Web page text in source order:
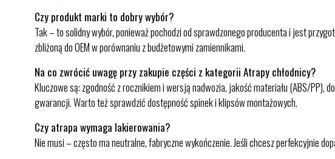
Czy produkt marki to dobry wybór?
Tak – to solidny wybór, ponieważ pochodzi od sprawdzonego producenta i jest
zbliżoną do OEM w porównaniu z budżetowymi zamiennikami.
Na co zwrócić uwagę przy zakupie części z kategorii Atrapy chłodnicy?
Kluczowe są: zgodność z rocznikiem i wersją nadwozia, jakość materiału (ABS/
gwarancji. Warto też sprawdzić dostępność spinek i klipsów montażowych.
Czy atrapa wymaga lakierowania?
Nie musi – często ma neutralne, fabryczne wykończenie. Jeśli chcesz perfekcyjnie